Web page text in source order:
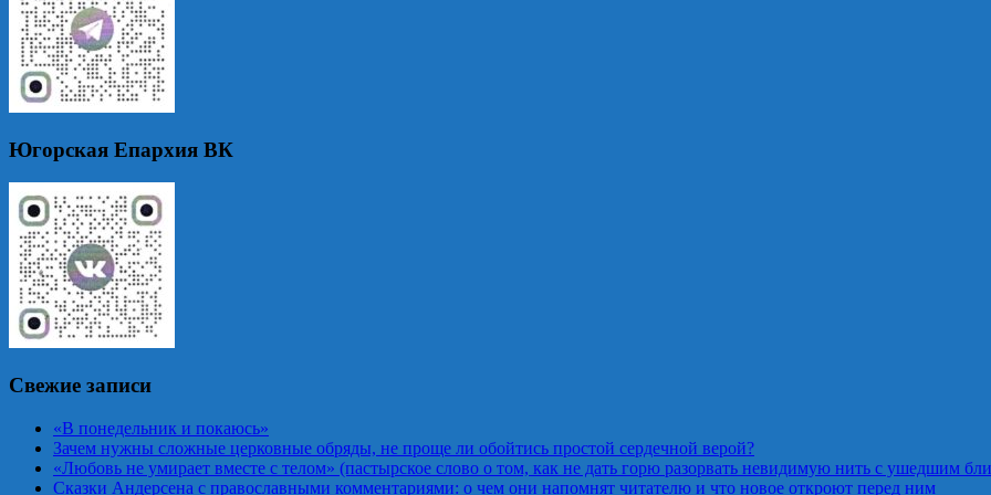
Югорская Епархия ВК
Свежие записи
«В понедельник и покаюсь»
Зачем нужны сложные церковные обряды, не проще ли обойтись простой сердечной верой?
«Любовь не умирает вместе с телом» (пастырское слово о том, как не дать горю разорвать невидимую нить с ушедшим
Сказки Андерсена с православными комментариями: о чем они напомнят читателю и что новое откроют перед ним